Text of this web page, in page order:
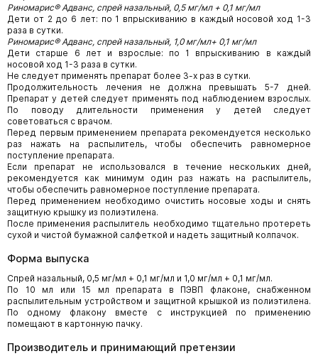
Риномарис® Адванс, спрей назальный, 0,5 мг/мл + 0,1 мг/мл
Дети от 2 до 6 лет: по 1 впрыскиванию в каждый носовой ход 1-3
раза в сутки.
Риномарис® Адванс, спрей назальный, 1,0 мг/мл+ 0,1 мг/мл
Дети старше 6 лет и взрослые: по 1 впрыскиванию в каждый
носовой ход 1-3 раза в сутки.
Не следует применять препарат более 3-х раз в сутки.
Продолжительность лечения не должна превышать 5-7 дней.
Препарат у детей следует применять под наблюдением взрослых.
По поводу длительности применения у детей следует
советоваться с врачом.
Перед первым применением препарата рекомендуется несколько
раз нажать на распылитель, чтобы обеспечить равномерное
поступление препарата.
Если препарат не использовался в течение нескольких дней,
рекомендуется как минимум один раз нажать на распылитель,
чтобы обеспечить равномерное поступление препарата.
Перед применением необходимо очистить носовые ходы и снять
защитную крышку из полиэтилена.
После применения распылитель необходимо тщательно протереть
сухой и чистой бумажной салфеткой и надеть защитный колпачок.
Форма выпуска
Спрей назальный, 0,5 мг/мл + 0,1 мг/мл и 1,0 мг/мл + 0,1 мг/мл.
По 10 мл или 15 мл препарата в ПЭВП флаконе, снабженном
распылительным устройством и защитной крышкой из полиэтилена.
По одному флакону вместе с инструкцией по применению
помещают в картонную пачку.
Производитель и принимающий претензии